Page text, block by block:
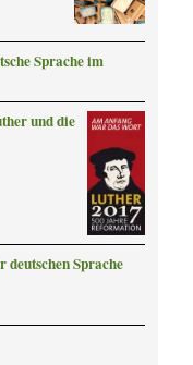
Sprache im
und die
Sprache